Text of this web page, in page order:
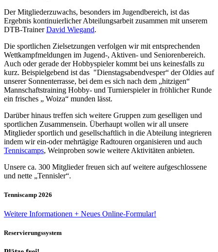
Der Mitgliederzuwachs, besonders im Jugendbereich, ist das
Ergebnis kontinuierlicher Abteilungsarbeit zusammen mit unserem
DTB-TrainerDavid Wiegand.
Die sportlichen Zielsetzungen verfolgen wir mit entsprechenden
Wettkampfmeldungen im Jugend-, Aktiven- und Seniorenbereich.
Auch oder gerade der Hobbyspieler kommt bei uns keinesfalls zu
kurz. Beispielgebend ist das "Dienstagsabendvesper“ der Oldies auf
unserer Sonnenterrasse, bei dem es sich nach dem „hitzigen“
Mannschaftstraining Hobby- und Turnierspieler in fröhlicher Runde
ein frisches „ Woiza“ munden lässt.
Darüber hinaus treffen sich weitere Gruppen zum geselligen und
sportlichen Zusammensein. Überhaupt wollen wir all unsere
Mitglieder sportlich und gesellschaftlich in die Abteilung integrieren
indem wir ein-oder mehrtägige Radtouren organisieren und auch
Tenniscamps, Weinproben sowie weitere Aktivitäten anbieten.
Unsere ca. 300 Mitglieder freuen sich auf weitere aufgeschlossene
und nette „Tennisler“.
Tenniscamp 2026
Weitere Informationen + Neues Online-Formular!
Reservierungssystem